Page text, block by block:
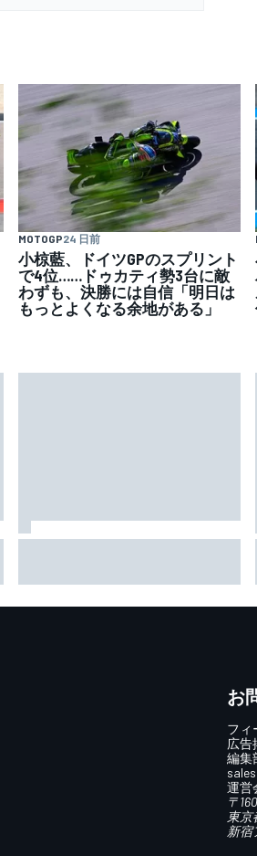
MOTOGP24 日前
小椋藍、ドイツGPのスプリント
で4位……ドゥカティ勢3台に敵
わずも、決勝には自信「明日は
もっとよくなる余地がある」
別物だよ」
お
フィ
広告
編集
運営
〒
東京
新宿